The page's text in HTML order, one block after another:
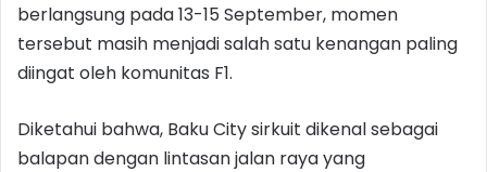
berlangsung pada 13-15 September, momen
tersebut masih menjadi salah satu kenangan paling
diingat oleh komunitas F1.
Diketahui bahwa, Baku City sirkuit dikenal sebagai
balapan dengan lintasan jalan raya yang